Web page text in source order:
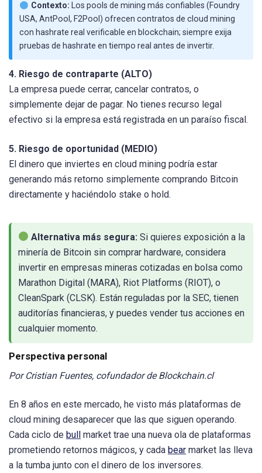
Contexto: Los pools de mining más confiables (Foundry
USA, AntPool, F2Pool) ofrecen contratos de cloud mining
con hashrate real verificable en blockchain; siempre exija
pruebas de hashrate en tiempo real antes de invertir.
4. Riesgo de contraparte (ALTO)
La empresa puede cerrar, cancelar contratos, o
simplemente dejar de pagar. No tienes recurso legal
efectivo si la empresa está registrada en un paraíso fiscal.
5. Riesgo de oportunidad (MEDIO)
El dinero que inviertes en cloud mining podría estar
generando más retorno simplemente comprando Bitcoin
directamente y haciéndolo stake o hold.
Alternativa más segura: Si quieres exposición a la
minería de Bitcoin sin comprar hardware, considera
invertir en empresas mineras cotizadas en bolsa como
Marathon Digital (MARA), Riot Platforms (RIOT), o
CleanSpark (CLSK). Están reguladas por la SEC, tienen
auditorías financieras, y puedes vender tus acciones en
cualquier momento.
Perspectiva personal
Por Cristian Fuentes, cofundador de Blockchain.cl
En 8 años en este mercado, he visto más plataformas de
cloud mining desaparecer que las que siguen operando.
Cada ciclo de bull market trae una nueva ola de plataformas
prometiendo retornos mágicos, y cada bear market las lleva
a la tumba junto con el dinero de los inversores.